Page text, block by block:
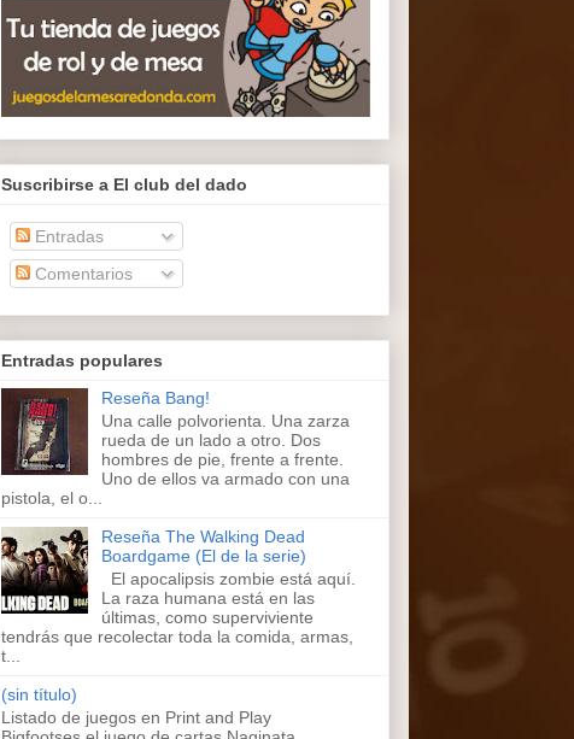
Suscribirse a El club del dado
Entradas
Comentarios
Entradas populares
Reseña Bang!
Una calle polvorienta. Una zarza
rueda de un lado a otro. Dos
hombres de pie, frente a frente.
Uno de ellos va armado con una
pistola, el o...
Reseña The Walking Dead
Boardgame (El de la serie)
El apocalipsis zombie está aquí.
La raza humana está en las
últimas, como superviviente
tendrás que recolectar toda la comida, armas,
t...
(sin título)
Listado de juegos en Print and Play